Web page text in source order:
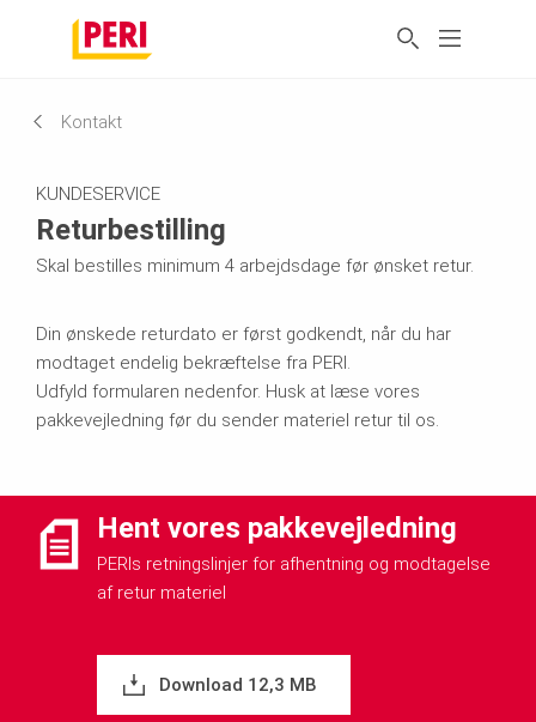
Kontakt
KUNDESERVICE
Returbestilling
Skal bestilles minimum 4 arbejdsdage før ønsket retur.
Din ønskede returdato er først godkendt, når du har
modtaget endelig bekræftelse fra PERI.
Udfyld formularen nedenfor. Husk at læse vores
pakkevejledning før du sender materiel retur til os.
Hent vores pakkevejledning
PERIs retningslinjer for afhentning og modtagelse
af retur materiel
Download 12,3 MB